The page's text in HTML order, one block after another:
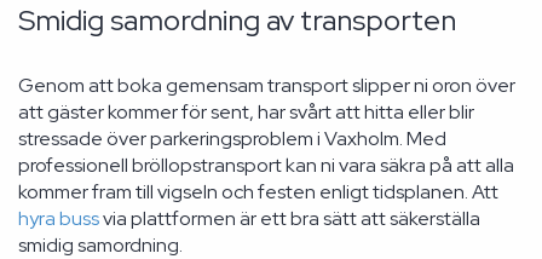
Smidig samordning av transporten
Genom att boka gemensam transport slipper ni oron över
att gäster kommer för sent, har svårt att hitta eller blir
stressade över parkeringsproblem i Vaxholm. Med
professionell bröllopstransport kan ni vara säkra på att alla
kommer fram till vigseln och festen enligt tidsplanen. Att
hyra bussvia plattformen är ett bra sätt att säkerställa
smidig samordning.